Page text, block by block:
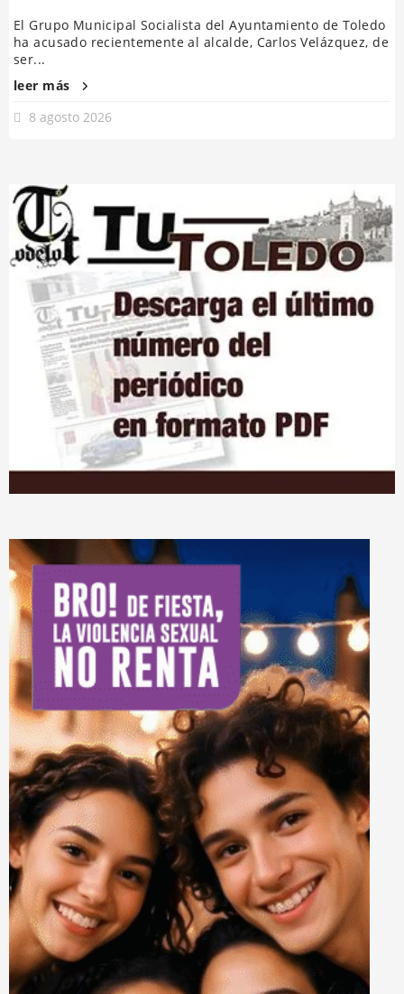
El Grupo Municipal Socialista del Ayuntamiento de Toledo
ha acusado recientemente al alcalde, Carlos Velázquez, de
ser...
leer más
8 agosto 2026